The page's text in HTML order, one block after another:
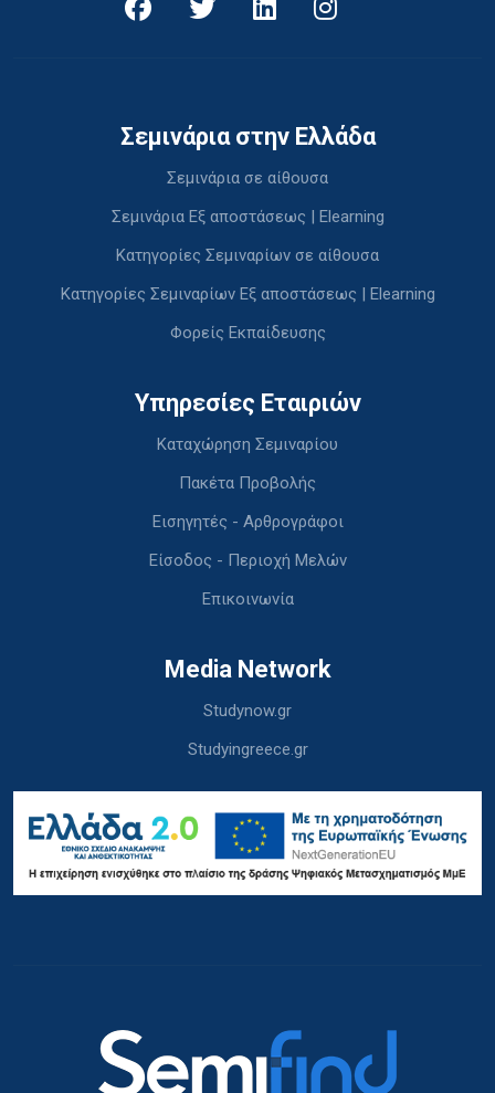
Σεμινάρια στην Ελλάδα
Σεμινάρια σε αίθουσα
Σεμινάρια Εξ αποστάσεως | Elearning
Κατηγορίες Σεμιναρίων σε αίθουσα
Κατηγορίες Σεμιναρίων Εξ αποστάσεως | Elearning
Φορείς Εκπαίδευσης
Υπηρεσίες Εταιριών
Καταχώρηση Σεμιναρίου
Πακέτα Προβολής
Εισηγητές - Αρθρογράφοι
Είσοδος - Περιοχή Μελών
Επικοινωνία
Media Network
Studynow.gr
Studyingreece.gr